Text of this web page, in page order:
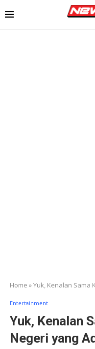
Home »Yuk, Kenalan Sama
Entertainment
Yuk, Kenalan
Negeri yang